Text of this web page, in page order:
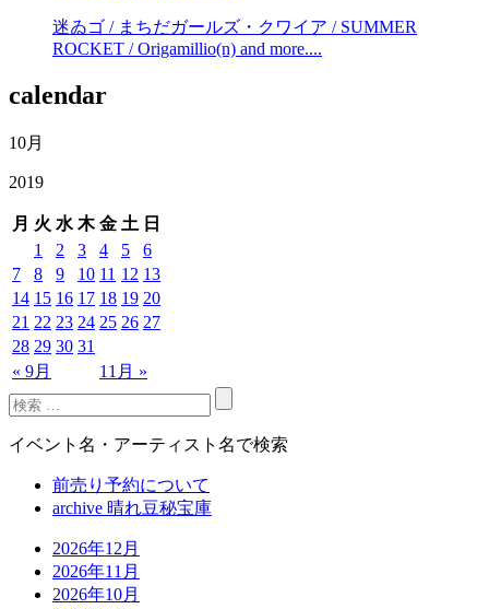
迷ゐゴ / まちだガールズ・クワイア / SUMMER
ROCKET / Origamillio(n) and more....
calendar
10月
2019
月 火 水 木 金 土 日
« 9月 11月 »
1 2 3 4 5
6
7
8 9 10 11 12 13
14 15 16 17 18 19 20
21 22 23 24 25 26 27
28 29 30 31
イベント名・アーティスト名で検索
前売り予約について
archive 晴れ豆秘宝庫
2026年12月
2026年11月
2026年10月